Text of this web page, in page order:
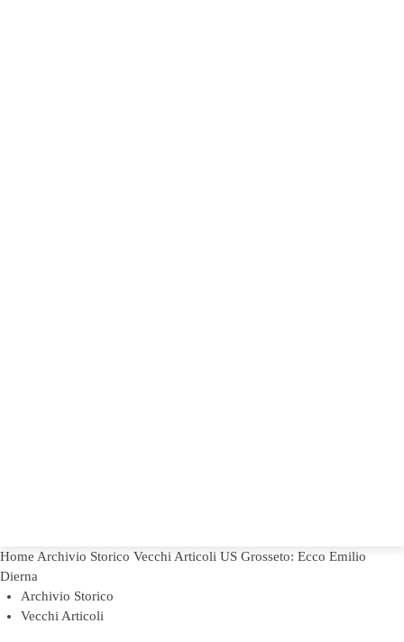
Home Archivio Storico Vecchi Articoli US Grosseto: Ecco Emilio
Dierna
Archivio Storico
Vecchi Articoli